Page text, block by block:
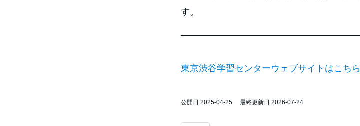
す。
東京渋谷学習センターウェブサイトはこちら
公開日 2025-04-25 最終更新日 2026-07-24